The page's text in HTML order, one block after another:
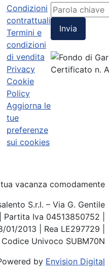
Condizioni
contrattuali
Termini e
condizioni
di vendita
Privacy
Cookie
Policy
Aggiorna le
tue
preferenze
sui cookies
Invia
Certificato n.
S.r.l. – Via G. Gentile
Iva 04513850752 |
2013 | Rea LE297729 |
Codice Univoco SUBM70N
by Envision Digital